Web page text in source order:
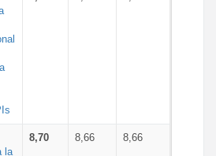
la
8,70 8,66 8,66